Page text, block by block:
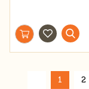
1 2